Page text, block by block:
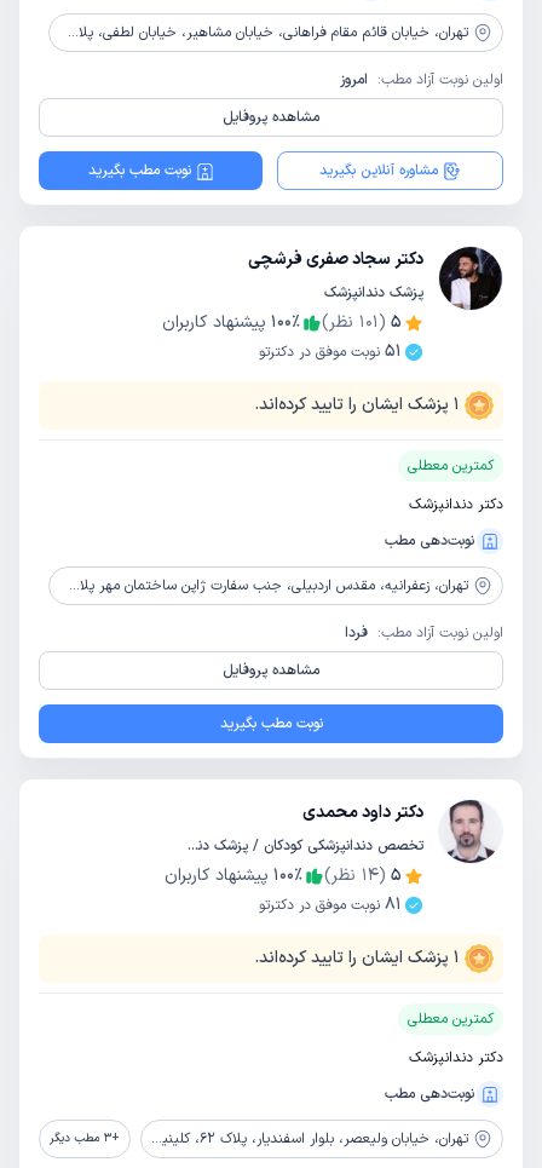
تهران، خیابان قائم مقام فراهانی، خیابان مشاهیر، خیابان لطفی، پلاک 9، واحد 8، طبقه8
اولین نوبت آزاد مطب: امروز
مشاهده پروفایل
مشاوره آنلاین بگیرید نوبت مطب بگیرید
دکتر سجاد صفری فرشچی
پزشک دندانپزشک
5
(
101 نظر) 100٪
پیشنهاد کاربران
51 نوبت موفق در دکترتو
1 پزشک ایشان را تایید کرده‌اند.
کمترین معطلی
دکتر دندانپزشک
نوبت‌دهی مطب
تهران، زعفرانیه، مقدس اردبیلی، جنب سفارت ژاپن ساختمان مهر پلاک 158 واحد 205
اولین نوبت آزاد مطب: فردا
مشاهده پروفایل
نوبت مطب بگیرید
دکتر داود محمدی
تخصص دندانپزشکی کودکان / پزشک دندانپزشک
5
(
14 نظر) 100٪
پیشنهاد کاربران
81 نوبت موفق در دکترتو
1 پزشک ایشان را تایید کرده‌اند.
کمترین معطلی
دکتر دندانپزشک
نوبت‌دهی مطب
تهران، خیابان ولیعصر، بلوار اسفندیار، پلاک 62، کلینیک دندانپزشکی رایا دنتال +
3 مطب دیگر